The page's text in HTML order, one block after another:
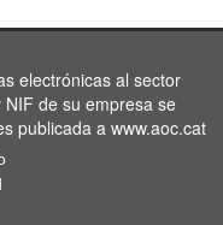
electrónicas al sector
de su empresa se
publicada a www.aoc.cat